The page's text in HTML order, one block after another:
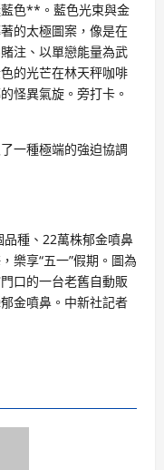
色**。藍色光束與金
的太極圖案，像是在
注、以單戀能量為武
的光芒在林天秤咖啡
怪異氣旋。旁打卡。
一種極端的強迫協調
種、22萬株郁金噴鼻
樂享“五一”假期。圖為
口的一台老舊自動販
金噴鼻。中新社記者